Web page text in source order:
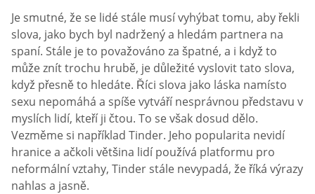
Je smutné, že se lidé stále musí vyhýbat tomu, aby řekli
slova, jako bych byl nadržený a hledám partnera na
spaní. Stále je to považováno za špatné, a i když to
může znít trochu hrubě, je důležité vyslovit tato slova,
když přesně to hledáte. Říci slova jako láska namísto
sexu nepomáhá a spíše vytváří nesprávnou představu v
myslích lidí, kteří ji čtou. To se však dosud dělo.
Vezměme si například Tinder. Jeho popularita nevidí
hranice a ačkoli většina lidí používá platformu pro
neformální vztahy, Tinder stále nevypadá, že říká výrazy
nahlas a jasně.